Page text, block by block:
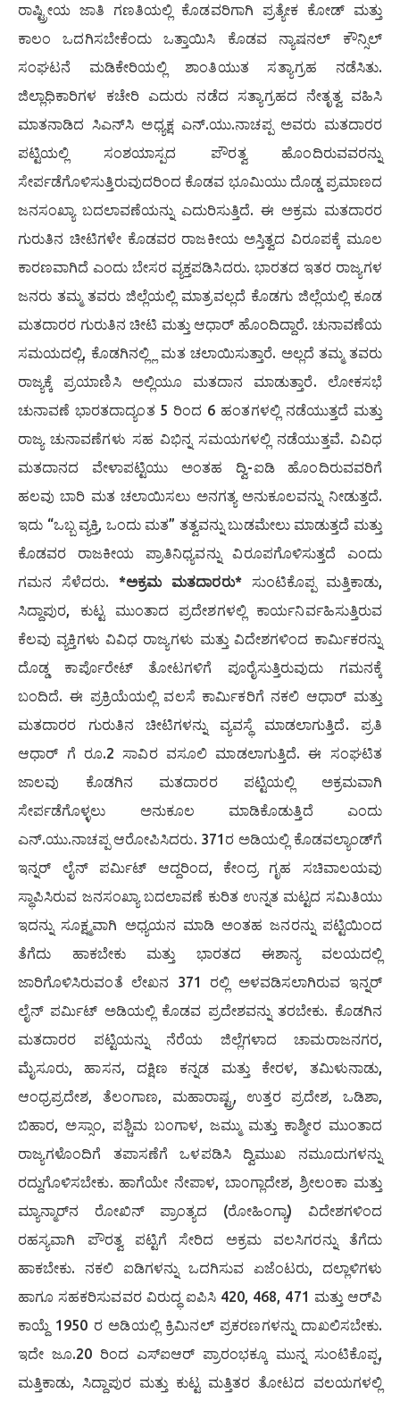
ರಾಷ್ಟ್ರೀಯ ಜಾತಿ ಗಣತಿಯಲ್ಲಿ ಕೊಡವರಿಗಾಗಿ ಪ್ರತ್ಯೇಕ ಕೋಡ್ ಮತ್ತು
ಕಾಲಂ ಒದಗಿಸಬೇಕೆಂದು ಒತ್ತಾಯಿಸಿ ಕೊಡವ ನ್ಯಾಷನಲ್ ಕೌನ್ಸಿಲ್
ಸಂಘಟನೆ ಮಡಿಕೇರಿಯಲ್ಲಿ ಶಾಂತಿಯುತ ಸತ್ಯಾಗ್ರಹ ನಡೆಸಿತು.
ಜಿಲ್ಲಾಧಿಕಾರಿಗಳ ಕಚೇರಿ ಎದುರು ನಡೆದ ಸತ್ಯಾಗ್ರಹದ ನೇತೃತ್ವ ವಹಿಸಿ
ಮಾತನಾಡಿದ ಸಿಎನ್‌ಸಿ ಅಧ್ಯಕ್ಷ ಎನ್.ಯು.ನಾಚಪ್ಪ ಅವರು ಮತದಾರರ
ಪಟ್ಟಿಯಲ್ಲಿ ಸಂಶಯಾಸ್ಪದ ಪೌರತ್ವ ಹೊಂದಿರುವವರನ್ನು
ಸೇರ್ಪಡೆಗೊಳಿಸುತ್ತಿರುವುದರಿಂದ ಕೊಡವ ಭೂಮಿಯು ದೊಡ್ಡ ಪ್ರಮಾಣದ
ಜನಸಂಖ್ಯಾ ಬದಲಾವಣೆಯನ್ನು ಎದುರಿಸುತ್ತಿದೆ. ಈ ಅಕ್ರಮ ಮತದಾರರ
ಗುರುತಿನ ಚೀಟಿಗಳೇ ಕೊಡವರ ರಾಜಕೀಯ ಅಸ್ತಿತ್ವದ ವಿರೂಪಕ್ಕೆ ಮೂಲ
ಕಾರಣವಾಗಿದೆ ಎಂದು ಬೇಸರ ವ್ಯಕ್ತಪಡಿಸಿದರು. ಭಾರತದ ಇತರ ರಾಜ್ಯಗಳ
ಜನರು ತಮ್ಮ ತವರು ಜಿಲ್ಲೆಯಲ್ಲಿ ಮಾತ್ರವಲ್ಲದೆ ಕೊಡಗು ಜಿಲ್ಲೆಯಲ್ಲಿ ಕೂಡ
ಮತದಾರರ ಗುರುತಿನ ಚೀಟಿ ಮತ್ತು ಆಧಾರ್ ಹೊಂದಿದ್ದಾರೆ. ಚುನಾವಣೆಯ
ಸಮಯದಲ್ಲಿ, ಕೊಡಗಿನಲ್ಲ್ಲಿ ಮತ ಚಲಾಯಿಸುತ್ತಾರೆ. ಅಲ್ಲದೆ ತಮ್ಮ ತವರು
ರಾಜ್ಯಕ್ಕೆ ಪ್ರಯಾಣಿಸಿ ಅಲ್ಲಿಯೂ ಮತದಾನ ಮಾಡುತ್ತಾರೆ. ಲೋಕಸಭೆ
ಚುನಾವಣೆ ಭಾರತದಾದ್ಯಂತ 5 ರಿಂದ 6 ಹಂತಗಳಲ್ಲಿ ನಡೆಯುತ್ತದೆ ಮತ್ತು
ರಾಜ್ಯ ಚುನಾವಣೆಗಳು ಸಹ ವಿಭಿನ್ನ ಸಮಯಗಳಲ್ಲಿ ನಡೆಯುತ್ತವೆ. ವಿವಿಧ
ಮತದಾನದ ವೇಳಾಪಟ್ಟಿಯು ಅಂತಹ ದ್ವಿ-ಐಡಿ ಹೊಂದಿರುವವರಿಗೆ
ಹಲವು ಬಾರಿ ಮತ ಚಲಾಯಿಸಲು ಅನಗತ್ಯ ಅನುಕೂಲವನ್ನು ನೀಡುತ್ತದೆ.
ಇದು “ಒಬ್ಬ ವ್ಯಕ್ತಿ, ಒಂದು ಮತ” ತತ್ವವನ್ನು ಬುಡಮೇಲು ಮಾಡುತ್ತದೆ ಮತ್ತು
ಕೊಡವರ ರಾಜಕೀಯ ಪ್ರಾತಿನಿಧ್ಯವನ್ನು ವಿರೂಪಗೊಳಿಸುತ್ತದೆ ಎಂದು
ಗಮನ ಸೆಳೆದರು.*ಅಕ್ರಮ ಮತದಾರರು* ಸುಂಟಿಕೊಪ್ಪ ಮತ್ತಿಕಾಡು,
ಸಿದ್ದಾಪುರ, ಕುಟ್ಟ ಮುಂತಾದ ಪ್ರದೇಶಗಳಲ್ಲಿ ಕಾರ್ಯನಿರ್ವಹಿಸುತ್ತಿರುವ
ಕೆಲವು ವ್ಯಕ್ತಿಗಳು ವಿವಿಧ ರಾಜ್ಯಗಳು ಮತ್ತು ವಿದೇಶಗಳಿಂದ ಕಾರ್ಮಿಕರನ್ನು
ದೊಡ್ಡ ಕಾರ್ಪೊರೇಟ್ ತೋಟಗಳಿಗೆ ಪೂರೈಸುತ್ತಿರುವುದು ಗಮನಕ್ಕೆ
ಬಂದಿದೆ. ಈ ಪ್ರಕ್ರಿಯೆಯಲ್ಲಿ ವಲಸೆ ಕಾರ್ಮಿಕರಿಗೆ ನಕಲಿ ಆಧಾರ್ ಮತ್ತು
ಮತದಾರರ ಗುರುತಿನ ಚೀಟಿಗಳನ್ನು ವ್ಯವಸ್ಥೆ ಮಾಡಲಾಗುತ್ತಿದೆ. ಪ್ರತಿ
ಆಧಾರ್ ಗೆ ರೂ.2 ಸಾವಿರ ವಸೂಲಿ ಮಾಡಲಾಗುತ್ತಿದೆ. ಈ ಸಂಘಟಿತ
ಜಾಲವು ಕೊಡಗಿನ ಮತದಾರರ ಪಟ್ಟಿಯಲ್ಲಿ ಅಕ್ರಮವಾಗಿ
ಸೇರ್ಪಡೆಗೊಳ್ಳಲು ಅನುಕೂಲ ಮಾಡಿಕೊಡುತ್ತಿದೆ ಎಂದು
ಎನ್.ಯು.ನಾಚಪ್ಪ ಆರೋಪಿಸಿದರು. 371ರ ಅಡಿಯಲ್ಲಿ ಕೊಡವಲ್ಯಾಂಡ್‌ಗೆ
ಇನ್ನರ್ ಲೈನ್ ಪರ್ಮಿಟ್ ಆದ್ದರಿಂದ, ಕೇಂದ್ರ ಗೃಹ ಸಚಿವಾಲಯವು
ಸ್ಥಾಪಿಸಿರುವ ಜನಸಂಖ್ಯಾ ಬದಲಾವಣೆ ಕುರಿತ ಉನ್ನತ ಮಟ್ಟದ ಸಮಿತಿಯು
ಇದನ್ನು ಸೂಕ್ಷ್ಮವಾಗಿ ಅಧ್ಯಯನ ಮಾಡಿ ಅಂತಹ ಜನರನ್ನು ಪಟ್ಟಿಯಿಂದ
ತೆಗೆದು ಹಾಕಬೇಕು ಮತ್ತು ಭಾರತದ ಈಶಾನ್ಯ ವಲಯದಲ್ಲಿ
ಜಾರಿಗೊಳಿಸಿರುವಂತೆ ಲೇಖನ 371 ರಲ್ಲಿ ಅಳವಡಿಸಲಾಗಿರುವ ಇನ್ನರ್
ಲೈನ್ ಪರ್ಮಿಟ್ ಅಡಿಯಲ್ಲಿ ಕೊಡವ ಪ್ರದೇಶವನ್ನು ತರಬೇಕು. ಕೊಡಗಿನ
ಮತದಾರರ ಪಟ್ಟಿಯನ್ನು ನೆರೆಯ ಜಿಲ್ಲೆಗಳಾದ ಚಾಮರಾಜನಗರ,
ಮೈಸೂರು, ಹಾಸನ, ದಕ್ಷಿಣ ಕನ್ನಡ ಮತ್ತು ಕೇರಳ, ತಮಿಳುನಾಡು,
ಆಂಧ್ರಪ್ರದೇಶ, ತೆಲಂಗಾಣ, ಮಹಾರಾಷ್ಟ್ರ, ಉತ್ತರ ಪ್ರದೇಶ, ಒಡಿಶಾ,
ಬಿಹಾರ, ಅಸ್ಸಾಂ, ಪಶ್ಚಿಮ ಬಂಗಾಳ, ಜಮ್ಮು ಮತ್ತು ಕಾಶ್ಮೀರ ಮುಂತಾದ
ರಾಜ್ಯಗಳೊಂದಿಗೆ ತಪಾಸಣೆಗೆ ಒಳಪಡಿಸಿ ದ್ವಿಮುಖ ನಮೂದುಗಳನ್ನು
ರದ್ದುಗೊಳಿಸಬೇಕು. ಹಾಗೆಯೇ ನೇಪಾಳ, ಬಾಂಗ್ಲಾದೇಶ, ಶ್ರೀಲಂಕಾ ಮತ್ತು
ಮ್ಯಾನ್ಮಾರ್‌ನ ರೋಖಿನ್ ಪ್ರಾಂತ್ಯದ (ರೋಹಿಂಗ್ಯಾ) ವಿದೇಶಗಳಿಂದ
ರಹಸ್ಯವಾಗಿ ಪೌರತ್ವ ಪಟ್ಟಿಗೆ ಸೇರಿದ ಅಕ್ರಮ ವಲಸಿಗರನ್ನು ತೆಗೆದು
ಹಾಕಬೇಕು. ನಕಲಿ ಐಡಿಗಳನ್ನು ಒದಗಿಸುವ ಏಜೆಂಟರು, ದಲ್ಲಾಳಿಗಳು
ಹಾಗೂ ಸಹಕರಿಸುವವರ ವಿರುದ್ಧ ಐಪಿಸಿ 420, 468, 471 ಮತ್ತು ಆರ್‌ಪಿ
ಕಾಯ್ದೆ 1950 ರ ಅಡಿಯಲ್ಲಿ ಕ್ರಿಮಿನಲ್ ಪ್ರಕರಣಗಳನ್ನು ದಾಖಲಿಸಬೇಕು.
ಇದೇ ಜೂ.20 ರಿಂದ ಎಸ್‌ಐಆರ್ ಪ್ರಾರಂಭಕ್ಕೂ ಮುನ್ನ ಸುಂಟಿಕೊಪ್ಪ,
ಮತ್ತಿಕಾಡು, ಸಿದ್ದಾಪುರ ಮತ್ತು ಕುಟ್ಟ ಮತ್ತಿತರ ತೋಟದ ವಲಯಗಳಲ್ಲಿ